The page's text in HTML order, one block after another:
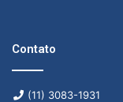
Contato
(11) 3083-1931